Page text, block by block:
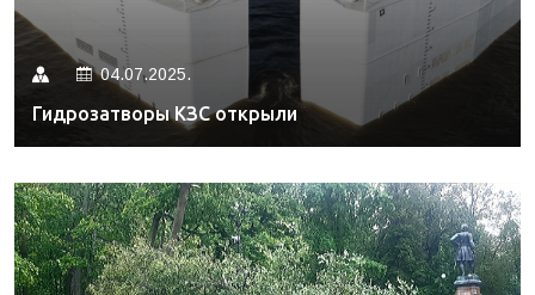
04.07.2025.
Гидрозатворы КЗС открыли